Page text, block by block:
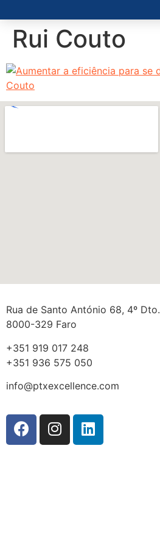
Rui Couto
Rua de Santo António 68, 4º Dto.
8000-329 Faro
+351 919 017 248
+351 936 575 050
info@ptxexcellence.com